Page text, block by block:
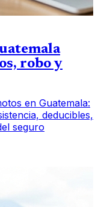
robo y
en Guatemala:
deducibles,
seguro